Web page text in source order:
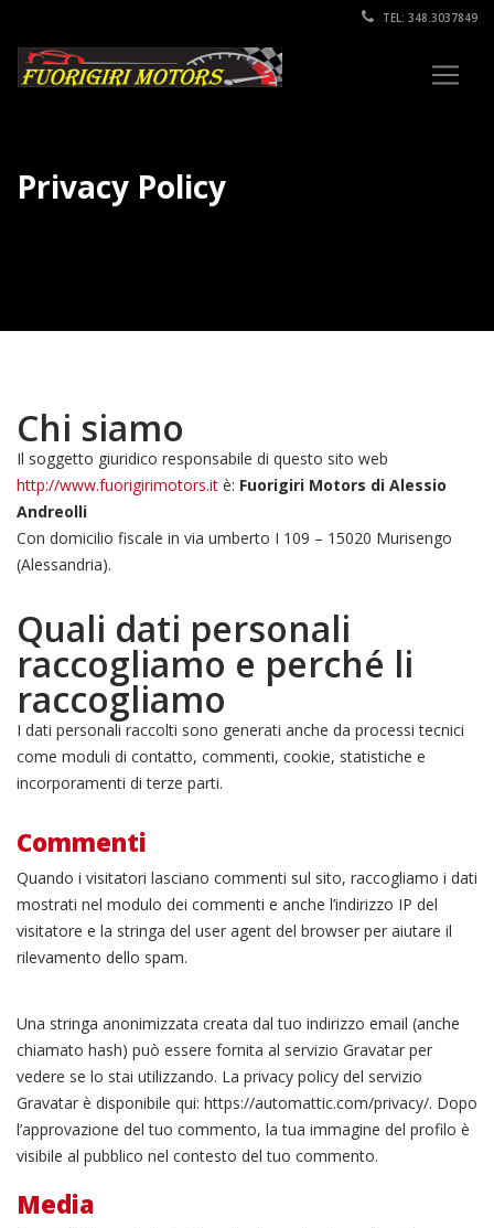
TEL: 348.3037849
Privacy Policy
Chi siamo
Il soggetto giuridico responsabile di questo sito web
http://www.fuorigirimotors.it è: Fuorigiri Motors di Alessio
Andreolli
Con domicilio fiscale in via umberto I 109 – 15020 Murisengo
(Alessandria).
Quali dati personali
raccogliamo e perché li
raccogliamo
I dati personali raccolti sono generati anche da processi tecnici
come moduli di contatto, commenti, cookie, statistiche e
incorporamenti di terze parti.
Commenti
Quando i visitatori lasciano commenti sul sito, raccogliamo i dati
mostrati nel modulo dei commenti e anche l’indirizzo IP del
visitatore e la stringa del user agent del browser per aiutare il
rilevamento dello spam.
Una stringa anonimizzata creata dal tuo indirizzo email (anche
chiamato hash) può essere fornita al servizio Gravatar per
vedere se lo stai utilizzando. La privacy policy del servizio
Gravatar è disponibile qui: https://automattic.com/privacy/. Dopo
l’approvazione del tuo commento, la tua immagine del profilo è
visibile al pubblico nel contesto del tuo commento.
Media